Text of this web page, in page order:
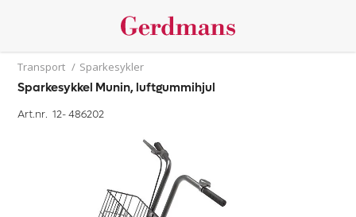
Transport / Sparkesykler
Sparkesykkel Munin, luftgummihjul
Art.nr. 12-486202